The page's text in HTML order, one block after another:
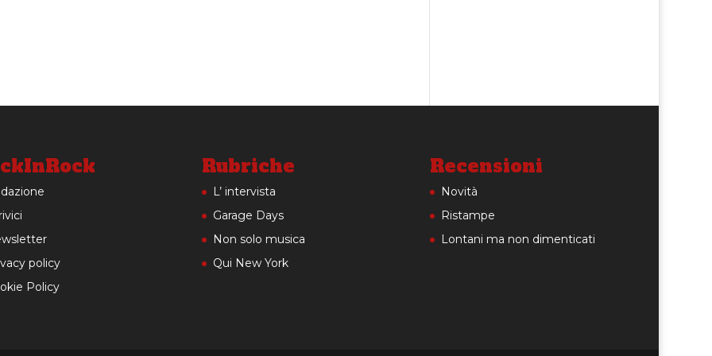
policy
Policy
Rubriche
L’ intervista
Garage Days
Non solo musica
Qui New York
Recensioni
Novità
Ristampe
Lontani ma non dimenticati